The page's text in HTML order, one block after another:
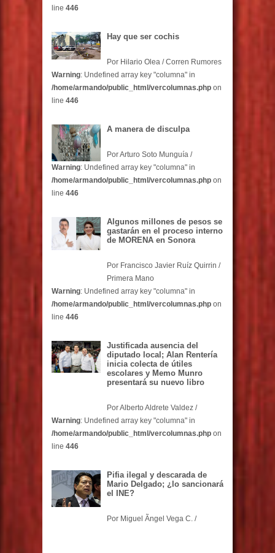
line 446
Hay que ser cochis
Por Hilario Olea / Corren Rumores
Warning: Undefined array key "columna" in
/home/armando/public_html/vercolumnas.php on
line 446
A manera de disculpa
Por Arturo Soto Munguía /
Warning: Undefined array key "columna" in
/home/armando/public_html/vercolumnas.php on
line 446
Algunos millones de pesos se
gastarán en el proceso interno
de MORENA en Sonora
Por Francisco Javier Ruíz Quirrin /
Primera Mano
Warning: Undefined array key "columna" in
/home/armando/public_html/vercolumnas.php on
line 446
Justificada ausencia del
diputado local; Alan Rentería
inicia colecta de útiles
escolares y Memo Munro
presentará su nuevo libro
Por Alberto Aldrete Valdez /
Warning: Undefined array key "columna" in
/home/armando/public_html/vercolumnas.php on
line 446
Pifia ilegal y descarada de
Mario Delgado; ¿lo sancionará
el INE?
Por Miguel Ãngel Vega C. /